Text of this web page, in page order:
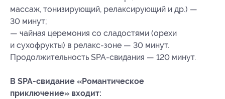
массаж, тонизирующий, релаксирующий и др.) —
30 минут;
— чайная церемония со сладостями (орехи
и сухофрукты) в релакс-зоне — 30 минут.
Продолжительность SPA-свидания — 120 минут.
В SPA-свидание «Романтическое
приключение» входит: